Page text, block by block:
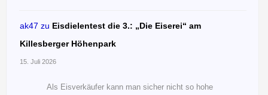
ak47 zu Eisdielentest die 3.: „Die Eiserei“ am
Killesberger Höhenpark
15. Juli 2026
Als Eisverkäufer kann man sicher nicht so hohe